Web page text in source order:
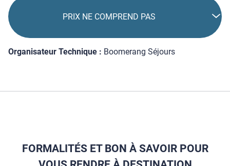
PRIX NE COMPREND PAS
Organisateur Technique : Boomerang Séjours
FORMALITÉS ET BON À SAVOIR POUR